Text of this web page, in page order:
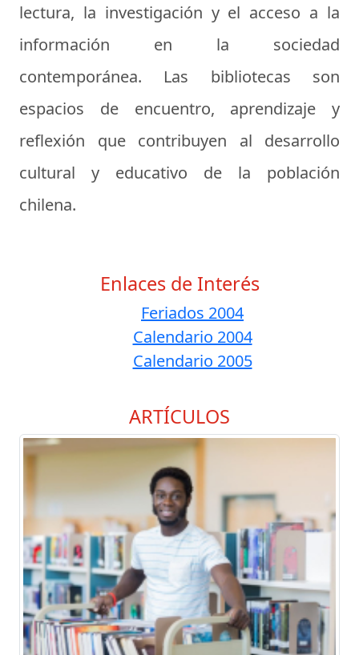
lectura, la investigación y el acceso a la
información en la sociedad
contemporánea. Las bibliotecas son
espacios de encuentro, aprendizaje y
reflexión que contribuyen al desarrollo
cultural y educativo de la población
chilena.
Enlaces de Interés
Feriados 2004
Calendario 2004
Calendario 2005
ARTÍCULOS